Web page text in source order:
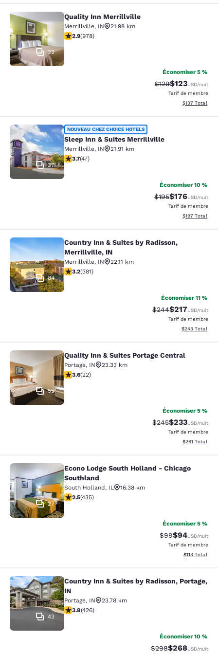
Quality Inn Merrillville
22
Quality Inn Merrillville
Merrillville, IN
21.98 km
2.9 étoiles. Moyen. 978 commentaires
2.9(978)
Économiser 5 %
Tarif barré :
$129Tarif réduit :
$123USD/nuit
Tarif de membre
Afficher les
$137 Total
Sleep Inn & Suites Merrillville
37
NOUVEAU CHEZ CHOICE HOTELS
Sleep Inn & Suites Merrillville
Merrillville, IN
21.91 km
3.68 étoiles. Bien. 47 commentaires
3.7(47)
Économiser 10 %
Tarif barré :
$195Tarif réduit :
$176USD/nuit
Tarif de membre
Afficher les
$197 Total
Country Inn & Suites by Radisson,
84
Country Inn & Suites by Radisson,
Merrillville, IN
Merrillville, IN
22.11 km
3.18 étoiles. Bien. 381 commentaires
3.2(381)
Économiser 11 %
Tarif barré :
$244Tarif réduit :
$217USD/nuit
Tarif de membre
Afficher les
$243 Total
Quality Inn & Suites Portage Central
55
Quality Inn & Suites Portage Central
Portage, IN
23.33 km
3.64 étoiles. Bien. 22 commentaires
3.6(22)
Économiser 5 %
Tarif barré :
$245Tarif réduit :
$233USD/nuit
Tarif de membre
Afficher les
$261 Total
Econo Lodge South Holland -
27
Econo Lodge South Holland - Chicago
Southland
South Holland, IL
16.38 km
2.47 étoiles. Moyen. 435 commentaires
2.5(435)
Économiser 5 %
Tarif barré :
$99Tarif réduit :
$94USD/nuit
Tarif de membre
Afficher les
$113 Total
Country Inn & Suites by Radisson,
43
Country Inn & Suites by Radisson, Portage,
IN
Portage, IN
23.78 km
3.79 étoiles. Bien. 426 commentaires
3.8(426)
Économiser 10 %
Tarif barré :
$298Tarif réduit :
$268USD/nuit